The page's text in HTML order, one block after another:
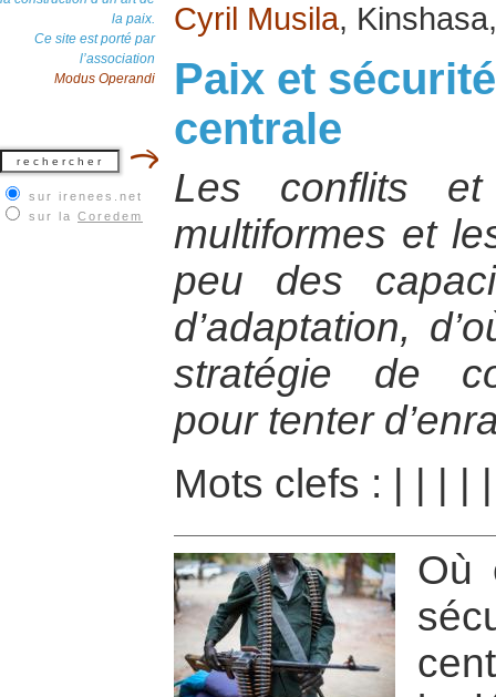
la paix.
Ce site est porté par
l’association
Modus Operandi
sur irenees.net
sur la Coredem
Cyril Musila,
Paix et
centrale
Les conflits et
multiformes et
peu des
d’adaptation,
stratégie de
pour tenter
Mots clefs :
Où